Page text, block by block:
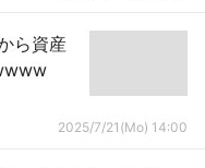
ら資産
2025/7/21(Mo) 14:00